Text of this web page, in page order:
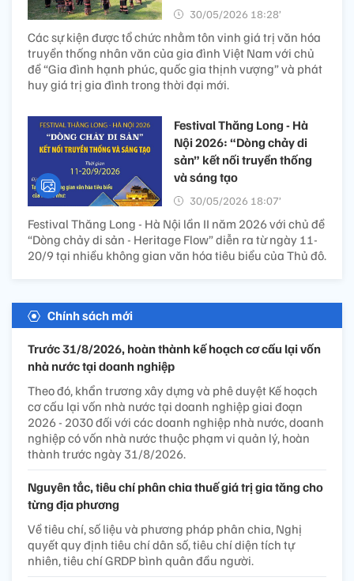
30/05/2026 18:28’
Các sự kiện được tổ chức nhằm tôn vinh giá trị văn hóa
truyền thống nhân văn của gia đình Việt Nam với chủ
đề “Gia đình hạnh phúc, quốc gia thịnh vượng” và phát
huy giá trị gia đình trong thời đại mới.
Festival Thăng Long - Hà
Nội 2026: “Dòng chảy di
sản” kết nối truyền thống
và sáng tạo
30/05/2026 18:07’
Festival Thăng Long - Hà Nội lần II năm 2026 với chủ đề
“Dòng chảy di sản - Heritage Flow” diễn ra từ ngày 11-
20/9 tại nhiều không gian văn hóa tiêu biểu của Thủ đô.
Chính sách mới
Trước 31/8/2026, hoàn thành kế hoạch cơ cấu lại vốn
nhà nước tại doanh nghiệp
Theo đó, khẩn trương xây dựng và phê duyệt Kế hoạch
cơ cấu lại vốn nhà nước tại doanh nghiệp giai đoạn
2026 - 2030 đối với các doanh nghiệp nhà nước, doanh
nghiệp có vốn nhà nước thuộc phạm vi quản lý, hoàn
thành trước ngày 31/8/2026.
Nguyên tắc, tiêu chí phân chia thuế giá trị gia tăng cho
từng địa phương
Về tiêu chí, số liệu và phương pháp phân chia, Nghị
quyết quy định tiêu chí dân số, tiêu chí diện tích tự
nhiên, tiêu chí GRDP bình quân đầu người.